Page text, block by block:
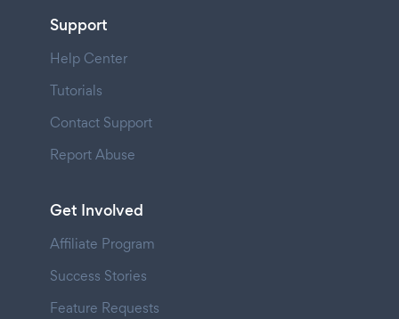
Support
Help Center
Tutorials
Contact Support
Report Abuse
Get Involved
Affiliate Program
Success Stories
Feature Requests